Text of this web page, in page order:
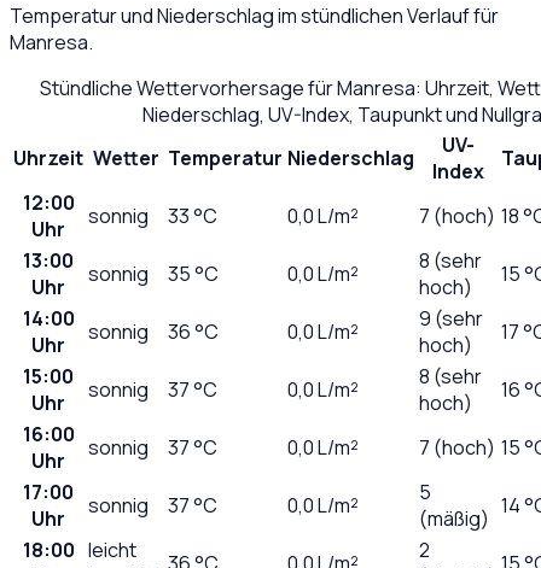
Temperatur und Niederschlag im stündlichen Verlauf für
Manresa.
Stündliche Wettervorhersage fürManresa: Uhrzeit,
Niederschlag, UV-Index, Taupunkt und
Uhrzeit Wetter Temperatur Niederschlag
UV-
Index
12:00
Uhr
sonnig 33°C 0,0L/m² 7 (hoch) 18
13:00
Uhr
sonnig 35°C 0,0L/m²
8 (sehr
hoch)
15
14:00
Uhr
sonnig 36°C 0,0L/m²
9 (sehr
hoch)
17
15:00
Uhr
sonnig 37°C 0,0L/m²
8 (sehr
hoch)
16
16:00
Uhr
sonnig 37°C 0,0L/m² 7 (hoch) 15
17:00
Uhr
sonnig 37°C 0,0L/m²
5
(mäßig) 14
18:00 leicht
2